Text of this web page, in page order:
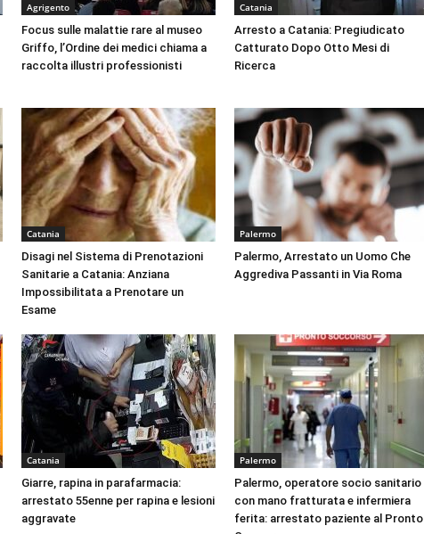
Agrigento
Focus sulle malattie rare al museo
Griffo, l’Ordine dei medici chiama a
raccolta illustri professionisti
Catania
Arresto a Catania: Pregiudicato
Catturato Dopo Otto Mesi di
Ricerca
Catania
Disagi nel Sistema di Prenotazioni
Sanitarie a Catania: Anziana
Impossibilitata a Prenotare un
Esame
Palermo
Palermo, Arrestato un Uomo Che
Aggrediva Passanti in Via Roma
Catania
Giarre, rapina in parafarmacia:
arrestato 55enne per rapina e lesioni
aggravate
Palermo
Palermo, operatore socio sanitario
con mano fratturata e infermiera
ferita: arrestato paziente al Pronto